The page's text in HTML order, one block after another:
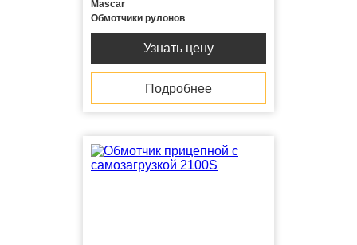
Mascar
Обмотчики рулонов
Узнать цену
Подробнее